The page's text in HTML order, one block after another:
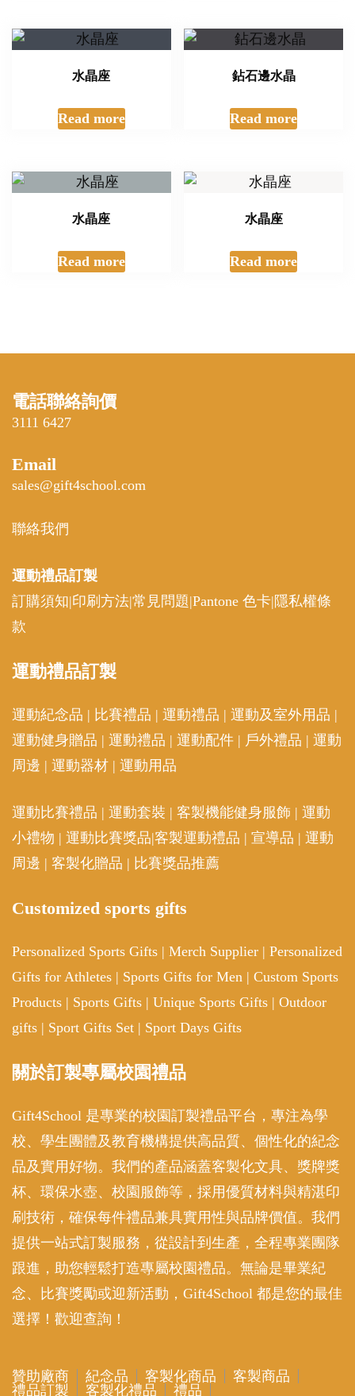
水晶座
Read more
鉆石邊水晶
Read more
水晶座
Read more
水晶座
Read more
電話聯絡詢價
3111 6427
Email
sales@gift4school.com
聯絡我們
運動禮品訂製
訂購須知|印刷方法|常見問題|Pantone 色卡| 隱私權條
款
運動禮品訂製
運動紀念品 | 比賽禮品 | 運動禮品 | 運動及室外用品 |
運動健身贈品 | 運動禮品 | 運動配件 | 戶外禮品 | 運動
周邊 | 運動器材 | 運動用品
運動比賽禮品 | 運動套裝 | 客製機能健身服飾 | 運動
小禮物 | 運動比賽獎品|客製運動禮品 | 宣導品 | 運動
周邊 | 客製化贈品 | 比賽獎品推薦
Customized sports gifts
Personalized Sports Gifts | Merch Supplier | Personalized
Gifts for Athletes | Sports Gifts for Men | Custom Sports
Products | Sports Gifts | Unique Sports Gifts | Outdoor
gifts | Sport Gifts Set | Sport Days Gifts
關於訂製專屬校園禮品
Gift4School 是專業的校園訂製禮品平台，專注為學
校、學生團體及教育機構提供高品質、個性化的紀念
品及實用好物。我們的產品涵蓋客製化文具、獎牌獎
杯、環保水壺、校園服飾等，採用優質材料與精湛印
刷技術，確保每件禮品兼具實用性與品牌價值。我們
提供一站式訂製服務，從設計到生產，全程專業團隊
跟進，助您輕鬆打造專屬校園禮品。無論是畢業紀
念、比賽獎勵或迎新活動，Gift4School 都是您的最佳
選擇！歡迎查詢！
贊助廠商 紀念品 客製化商品
客製商品
禮品訂製
客製化禮品 禮品